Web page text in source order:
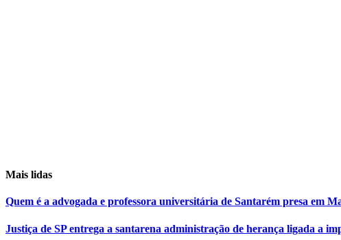
Mais lidas
Quem é a advogada e professora universitária de Santarém presa em
Justiça de SP entrega a santarena administração de herança ligada a